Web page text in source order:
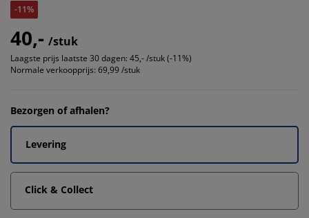
-11%
40,- /stuk
Laagste prijs laatste 30 dagen: 45,- /stuk (-11%)
Normale verkoopprijs: 69,99 /stuk
Bezorgen of afhalen?
Levering
Click & Collect